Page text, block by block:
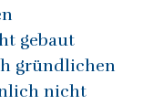
gebaut
gründlichen
nicht